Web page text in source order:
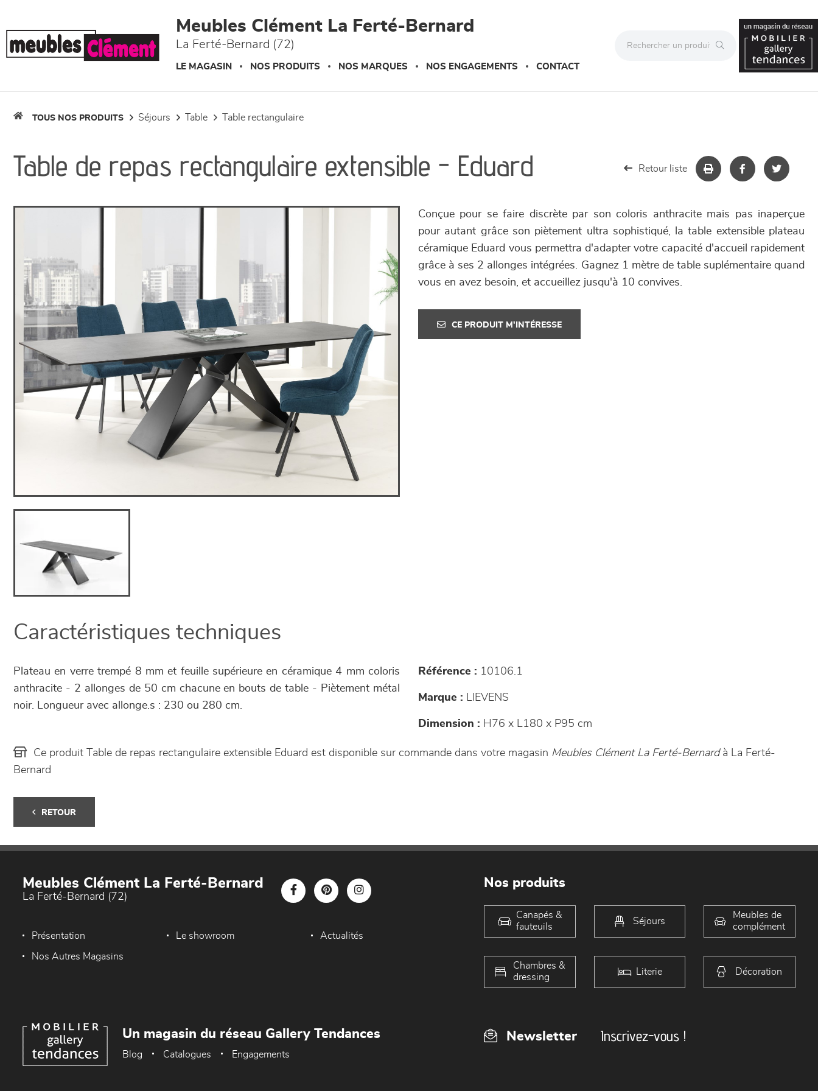
Meubles Clément La Ferté-Bernard
La Ferté-Bernard (72)
LE MAGASIN NOS PRODUITS NOS MARQUES NOS ENGAGEMENTS CONTACT
TOUS NOS PRODUITS séjours table table rectangulaire
Table de repas rectangulaire extensible - Eduard Retour liste
Conçue pour se faire discrète par son coloris anthracite mais pas inaperçue
pour autant grâce son piètement ultra sophistiqué, la table extensible plateau
céramique Eduard vous permettra d'adapter votre capacité d'accueil rapidement
grâce à ses 2 allonges intégrées. Gagnez 1 mètre de table suplémentaire quand
vous en avez besoin, et accueillez jusqu'à 10 convives.
CE PRODUIT M'INTÉRESSE
Caractéristiques techniques
Plateau en verre trempé 8 mm et feuille supérieure en céramique 4 mm coloris
anthracite - 2 allonges de 50 cm chacune en bouts de table - Piètement métal
noir. Longueur avec allonge.s : 230 ou 280 cm.
Référence : 10106.1
Marque : LIEVENS
Dimension : H76 x L180 x P95 cm
Ce produit Table de repas rectangulaire extensible Eduard est disponible sur commande dans votre magasin Meubles Clément La Ferté-Bernardà La Ferté-
Bernard
RETOUR
Meubles Clément La Ferté-Bernard
La Ferté-Bernard (72)
Présentation Le showroom Actualités
Nos Autres Magasins
Nos produits
Canapés &
fauteuils
Séjours
Meubles de
complément
Chambres &
dressing
Literie Décoration
Newsletter Inscrivez-vous !
Un magasin du réseau Gallery Tendances
Blog Catalogues Engagements